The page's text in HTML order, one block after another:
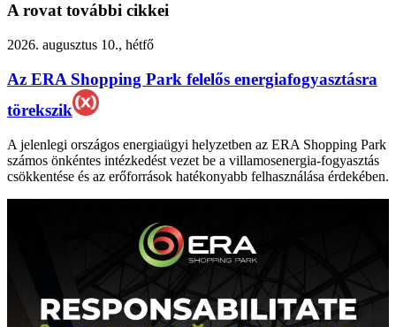
A rovat további cikkei
2026. augusztus 10., hétfő
Az ERA Shopping Park felelős energiafogyasztásra
törekszik
A jelenlegi országos energiaügyi helyzetben az ERA Shopping Park
számos önkéntes intézkedést vezet be a villamosenergia-fogyasztás
csökkentése és az erőforrások hatékonyabb felhasználása érdekében.